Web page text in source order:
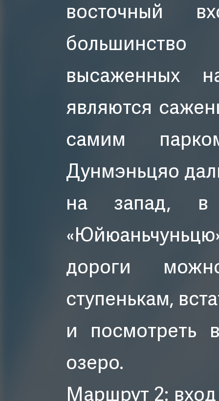
восточный
большинство
высаженных
являются
самим
Дунмэньцяо
на запад, в
дороги
ступенькам,
и посмотреть
озеро.
Маршрут 2: